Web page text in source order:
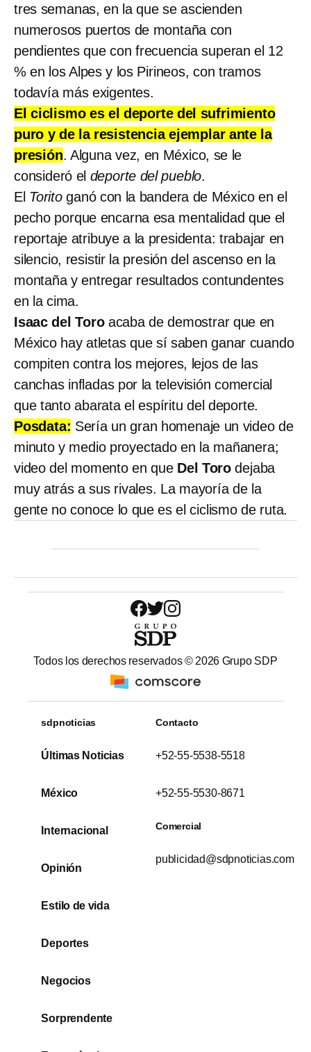
tres semanas, en la que se ascienden
numerosos puertos de montaña con
pendientes que con frecuencia superan el 12
% en los Alpes y los Pirineos, con tramos
todavía más exigentes.
El ciclismo es el deporte del sufrimiento
puro y de la resistencia ejemplar ante la
presión. Alguna vez, en México, se le
consideró el deporte del pueblo.
El Toritoganó con la bandera de México en el
pecho porque encarna esa mentalidad que el
reportaje atribuye a la presidenta: trabajar en
silencio, resistir la presión del ascenso en la
montaña y entregar resultados contundentes
en la cima.
Isaac del Toroacaba de demostrar que en
México hay atletas que sí saben ganar cuando
compiten contra los mejores, lejos de las
canchas infladas por la televisión comercial
que tanto abarata el espíritu del deporte.
Posdata: Sería un gran homenaje un video de
minuto y medio proyectado en la mañanera;
video del momento en que Del Toro dejaba
muy atrás a sus rivales. La mayoría de la
gente no conoce lo que es el ciclismo de ruta.
Todos los derechos reservados © 2026 Grupo SDP
sdpnoticias
Últimas Noticias
México
Internacional
Opinión
Estilo de vida
Deportes
Negocios
Sorprendente
Contacto
+52-55-5538-5518
+52-55-5530-8671
Comercial
publicidad@sdpnoticias.com